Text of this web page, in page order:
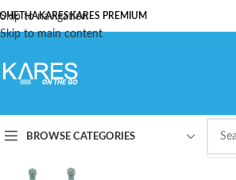
Skip to navigation
Skip to main content
KARESKARES PREMIUM
BROWSE CATEGORIES